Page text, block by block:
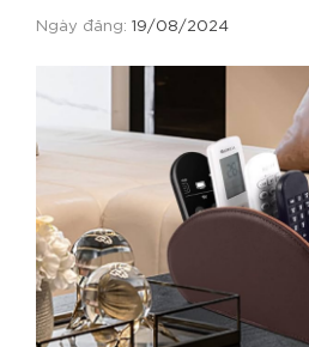
Ngày đăng: 19/08/2024